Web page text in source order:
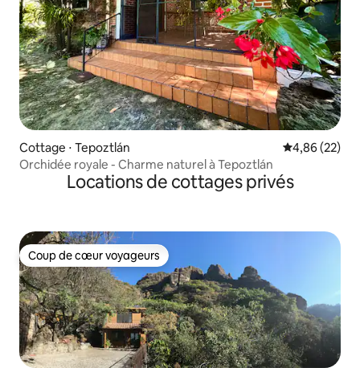
Cottage ⋅ Tepoztlán Évaluation
4,86 (22)
Orchidée royale - Charme naturel à Tepoztlán
Locations de cottages privés
Coup de cœur voyageurs
Coup de cœur voyageurs